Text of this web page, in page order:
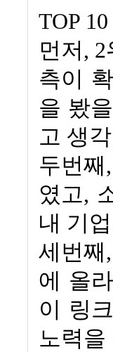
TOP
먼저,
측이
을 봤
고 생
두번
였고,
내 기
세번째
에 올
이 링
노력